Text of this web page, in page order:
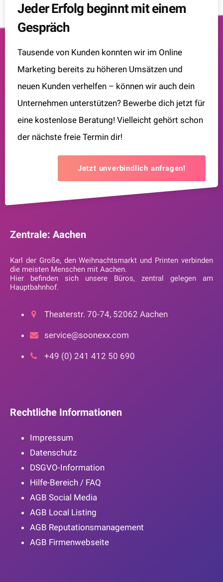
Jeder Erfolg beginnt mit einem
Gespräch
Tausende von Kunden konnten wir im Online
Marketing bereits zu höheren Umsätzen und
neuen Kunden verhelfen – können wir auch dein
Unternehmen unterstützen? Bewerbe dich jetzt für
eine kostenlose Beratung! Vielleicht gehört schon
der nächste freie Termin dir!
Jetzt unverbindlich anfragen!
Zentrale: Aachen
Karl der Große, den Weihnachtsmarkt und Printen verbinden
die meisten Menschen mit Aachen.
Hier befinden sich unsere Büros, zentral gelegen am
Hauptbahnhof.
Theaterstr. 70-74, 52062 Aachen
service@soonexx.com
+49 (0) 241 412 50 690
Rechtliche Informationen
Impressum
Datenschutz
DSGVO-Information
Hilfe-Bereich / FAQ
AGB Social Media
AGB Local Listing
AGB Reputationsmanagement
AGB Firmenwebseite